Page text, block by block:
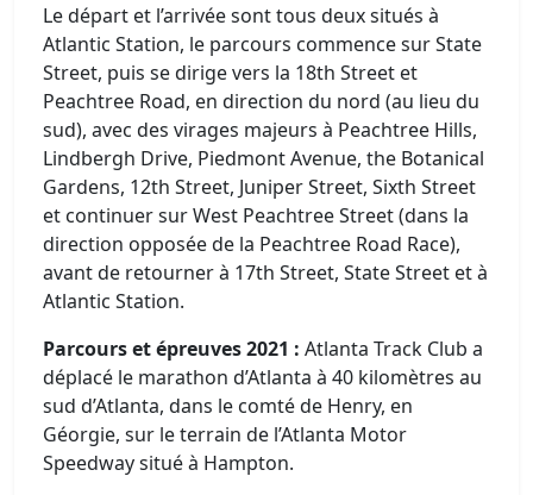
Le départ et l’arrivée sont tous deux situés à
Atlantic Station, le parcours commence sur State
Street, puis se dirige vers la 18th Street et
Peachtree Road, en direction du nord (au lieu du
sud), avec des virages majeurs à Peachtree Hills,
Lindbergh Drive, Piedmont Avenue, the Botanical
Gardens, 12th Street, Juniper Street, Sixth Street
et continuer sur West Peachtree Street (dans la
direction opposée de la Peachtree Road Race),
avant de retourner à 17th Street, State Street et à
Atlantic Station.
Parcours et épreuves 2021 : Atlanta Track Club a
déplacé le marathon d’Atlanta à 40 kilomètres au
sud d’Atlanta, dans le comté de Henry, en
Géorgie, sur le terrain de l’Atlanta Motor
Speedway situé à Hampton.